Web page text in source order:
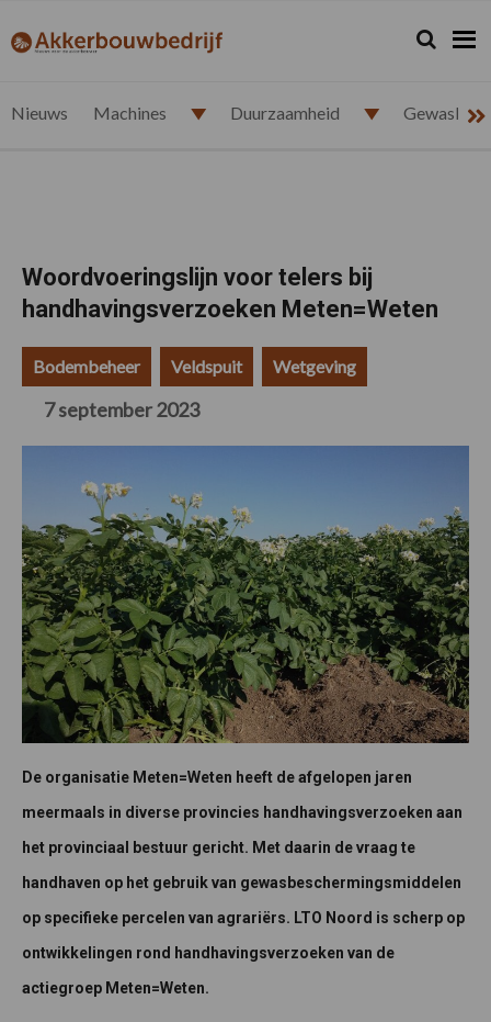
de
de
de
de
akkerbouwbedrijf.nl Zoeken...
Zoek
Nieuws Machines Duurzaamheid
Woordvoeringslijn voor telers bij
handhavingsverzoeken Meten=Weten
Bodembeheer Veldspuit Wetgeving
7 september 2023
De organisatie Meten=Weten heeft de afgelopen jaren
meermaals in diverse provincies handhavingsverzoeken aan
het provinciaal bestuur gericht. Met daarin de vraag te
handhaven op het gebruik van gewasbeschermingsmiddelen
op specifieke percelen van agrariërs. LTO Noord is scherp op
ontwikkelingen rond handhavingsverzoeken van de
actiegroep Meten=Weten.